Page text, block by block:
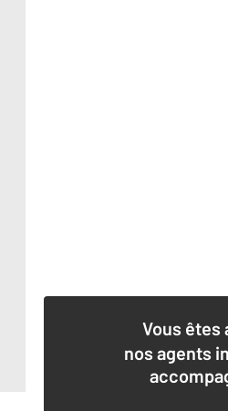
Vous êtes
nos agents